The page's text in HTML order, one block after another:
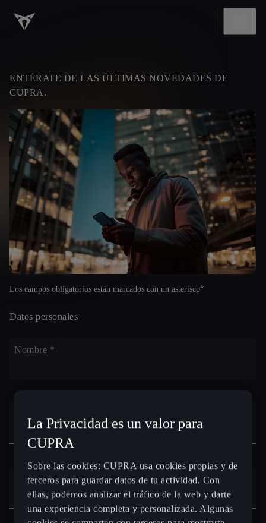
ENTÉRATE DE LAS ÚLTIMAS NOVEDADES DE
CUPRA.
Los campos obligatorios están marcados con un asterisco*
Datos personales
Nombre *
E-mail *
La Privacidad es un valor para
CUPRA
Sobre las cookies: CUPRA usa cookies propias y de
terceros para guardar datos de tu actividad. Con
ellas, podemos analizar el tráfico de la web y darte
una experiencia completa y personalizada. Algunas